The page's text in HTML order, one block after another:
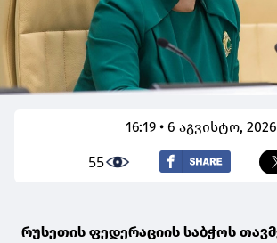
16:19 • 6 აგვისტო, 2026
55
რუსეთის ფედერაციის საბჭოს